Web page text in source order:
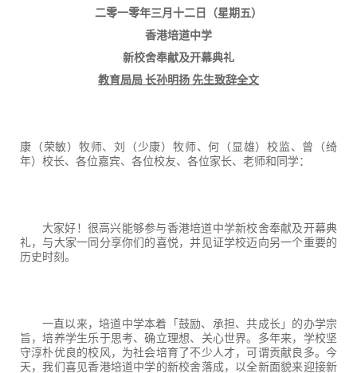
二零一零年三月十二日（星期五）
香港培道中学
新校舍奉献及开幕典礼
教育局局 长孙明扬 先生致辞全文
康（荣敏）牧师、刘（少康）牧师、何（显雄）校监、曾（绮
年）校长、各位嘉宾、各位校友、各位家长、老师和同学：
大家好！很高兴能够参与香港培道中学新校舍奉献及开幕典
礼，与大家一同分享你们的喜悦，并见证学校迈向另一个重要的
历史时刻。
一直以来，培道中学本着「鼓励、承担、共成长」的办学宗
旨，培养学生乐于思考、确立理想、关心世界。多年来，学校坚
守淳朴优良的校风，为社会培育了不少人才，可谓贡献良多。今
天，我们喜见香港培道中学的新校舍落成，以全新面貌来迎接新